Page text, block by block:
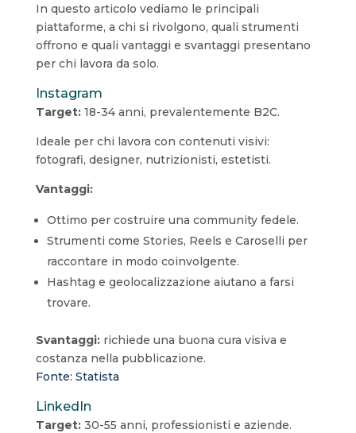
In questo articolo vediamo le principali
piattaforme, a chi si rivolgono, quali strumenti
offrono e quali vantaggi e svantaggi presentano
per chi lavora da solo.
Instagram
Target:18-34 anni, prevalentemente B2C.
Ideale per chi lavora con contenuti visivi:
fotografi, designer, nutrizionisti, estetisti.
Vantaggi:
Ottimo per costruire una community fedele.
Strumenti come Stories, Reels e Caroselli per
raccontare in modo coinvolgente.
Hashtag e geolocalizzazione aiutano a farsi
trovare.
Svantaggi:richiede una buona cura visiva e
costanza nella pubblicazione.
Fonte: Statista
LinkedIn
Target:30-55 anni, professionisti e aziende.